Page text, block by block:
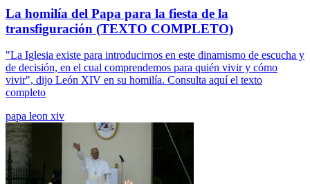
La homilía del Papa para la fiesta de la
transfiguración (TEXTO COMPLETO)
"La Iglesia existe para introducirnos en este dinamismo de escucha y
de decisión, en el cual comprendemos para quién vivir y cómo
vivir", dijo León XIV en su homilía. Consulta aquí el texto
completo
papa leon xiv